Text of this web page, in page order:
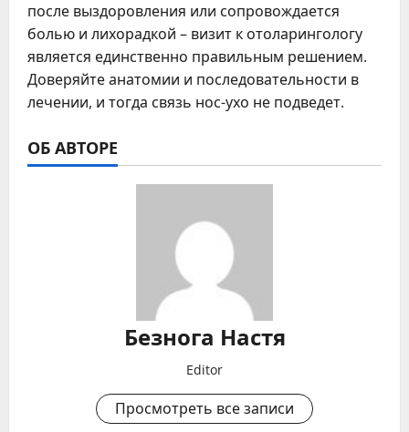
после выздоровления или сопровождается
болью и лихорадкой – визит к отоларингологу
является единственно правильным решением.
Доверяйте анатомии и последовательности в
лечении, и тогда связь нос-ухо не подведет.
ОБ АВТОРЕ
Безнога Настя
Editor
Просмотреть все записи